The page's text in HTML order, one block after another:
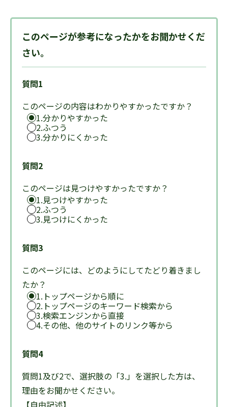
このページが参考になったかをお聞かせくだ
さい。
質問1
このページの内容はわかりやすかったですか？
1.分かりやすかった
2.ふつう
3.分かりにくかった
質問2
このページは見つけやすかったですか？
1.見つけやすかった
2.ふつう
3.見つけにくかった
質問3
このページには、どのようにしてたどり着きまし
たか？
1.トップページから順に
2.トップページのキーワード検索から
3.検索エンジンから直接
4.その他、他のサイトのリンク等から
質問4
質問1及び2で、選択肢の「3.」を選択した方は、
理由をお聞かせください。
【自由記述】